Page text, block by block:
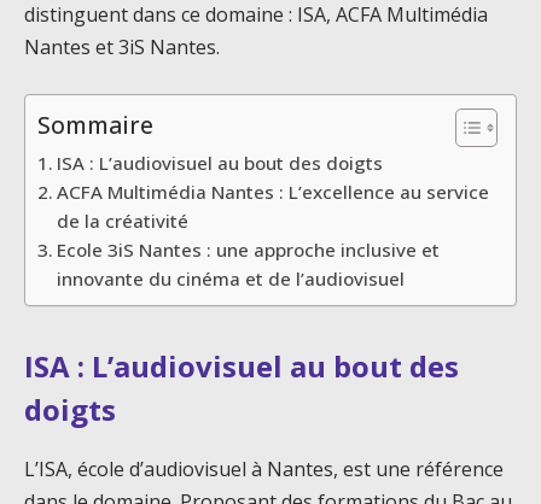
distinguent dans ce domaine : ISA, ACFA Multimédia
Nantes et 3iS Nantes.
Sommaire
ISA : L’audiovisuel au bout des doigts
ACFA Multimédia Nantes : L’excellence au service
de la créativité
Ecole 3iS Nantes : une approche inclusive et
innovante du cinéma et de l’audiovisuel
ISA : L’audiovisuel au bout des
doigts
L’ISA, école d’audiovisuel à Nantes, est une référence